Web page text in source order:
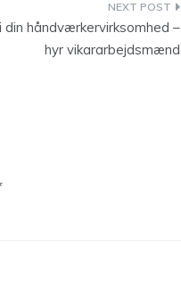
håndværkervirksomhed –
hyr vikararbejdsmænd